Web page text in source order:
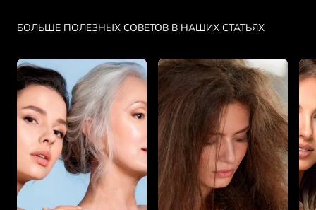
БОЛЬШЕ ПОЛЕЗНЫХ СОВЕТОВ В НАШИХ СТАТЬЯХ